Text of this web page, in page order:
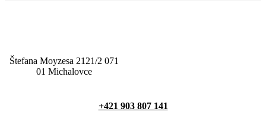
Štefana Moyzesa 2121/2 071
01 Michalovce
+421 903 807 141